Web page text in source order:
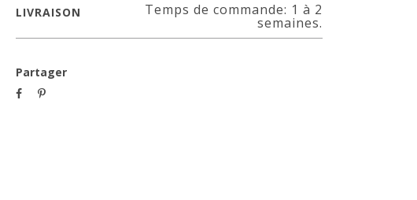
LIVRAISON Temps de commande: 1 à 2
semaines.
Partager